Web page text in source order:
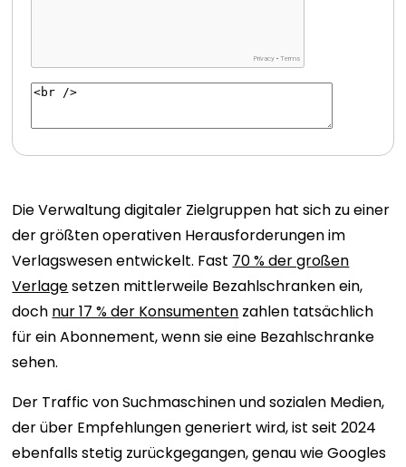
Die Verwaltung digitaler Zielgruppen hat sich zu einer
der größten operativen Herausforderungen im
Verlagswesen entwickelt. Fast 70 % der großen
Verlagesetzen mittlerweile Bezahlschranken ein,
doch nur 17 % der Konsumenten zahlen tatsächlich
für ein Abonnement, wenn sie eine Bezahlschranke
sehen.
Der Traffic von Suchmaschinen und sozialen Medien,
der über Empfehlungen generiert wird, ist seit 2024
ebenfalls stetig zurückgegangen, genau wie Googles